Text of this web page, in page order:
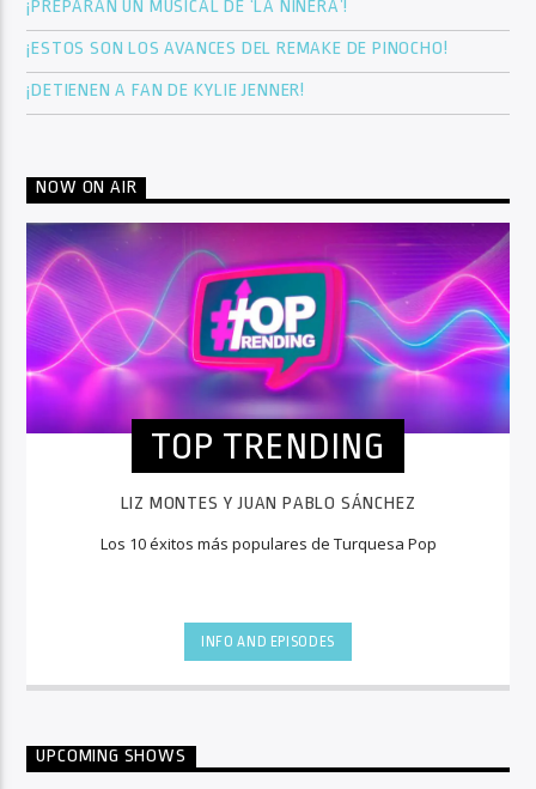
¡PREPARAN UN MUSICAL DE ‘LA NIÑERA’!
¡ESTOS SON LOS AVANCES DEL REMAKE DE PINOCHO!
¡DETIENEN A FAN DE KYLIE JENNER!
NOW ON AIR
TOP TRENDING
LIZ MONTES Y JUAN PABLO SÁNCHEZ
Los 10 éxitos más populares de Turquesa Pop
INFO AND EPISODES
UPCOMING SHOWS